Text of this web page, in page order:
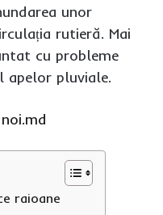
unor
rutieră. Mai
cu probleme
apelor pluviale.
noi.md
raioane